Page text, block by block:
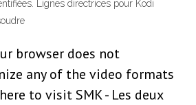
Lignes directrices pour Kodi
browser does not
any of the video formats
to visit SMK - Les deux